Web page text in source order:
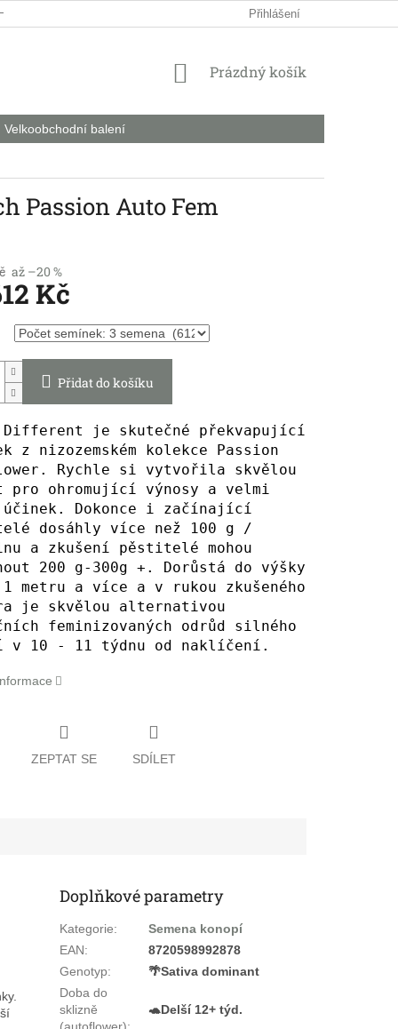
PODMÍNKY PODMÍNKY OCHRANY OSOBNÍCH ÚDAJŮ
Přihlášení
NÁKUPNÍ
Prázdný košík
Velkoobchodní balení
Passion Auto Fem
až –20 %
Kč
Přidat do košíku
Different je skutečné překvapující
z nizozemském kolekce Passion
Rychle si vytvořila skvělou
pro ohromující výnosy a velmi
Dokonce i začínající
dosáhly více než 100 g /
a zkušení pěstitelé mohou
200 g-300g +. Dorůstá do výšky
metru a více a v rukou zkušeného
je skvělou alternativou
feminizovaných odrůd silného
v 10 - 11 týdnu od naklíčení.
ZEPTAT SE SDÍLET
Doplňkové parametry
Kategorie:
Semena konopí
EAN:
8720598992878
Genotyp:
🌴Sativa dominant
Doba do
sklizně
🐢Delší 12+ týd.